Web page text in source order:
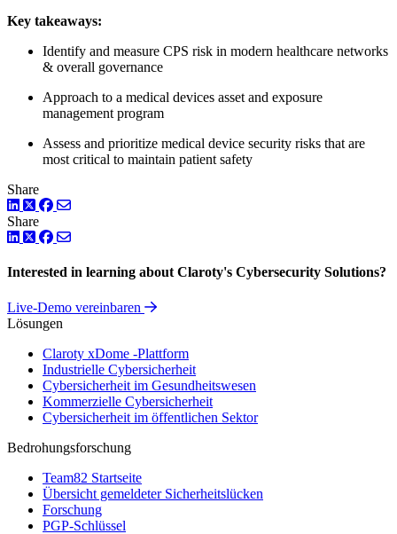
Key takeaways:
Identify and measure CPS risk in modern healthcare networks
& overall governance
Approach to a medical devices asset and exposure
management program
Assess and prioritize medical device security risks that are
most critical to maintain patient safety
Share
LinkedIn
TwitterFacebook
Share
LinkedIn
TwitterFacebook
Interested in learning about Claroty's Cybersecurity Solutions?
Live-Demo vereinbaren
Lösungen
Claroty xDome -Plattform
Industrielle Cybersicherheit
Cybersicherheit im Gesundheitswesen
Kommerzielle Cybersicherheit
Cybersicherheit im öffentlichen Sektor
Bedrohungsforschung
Team82 Startseite
Übersicht gemeldeter Sicherheitslücken
Forschung
PGP-Schlüssel